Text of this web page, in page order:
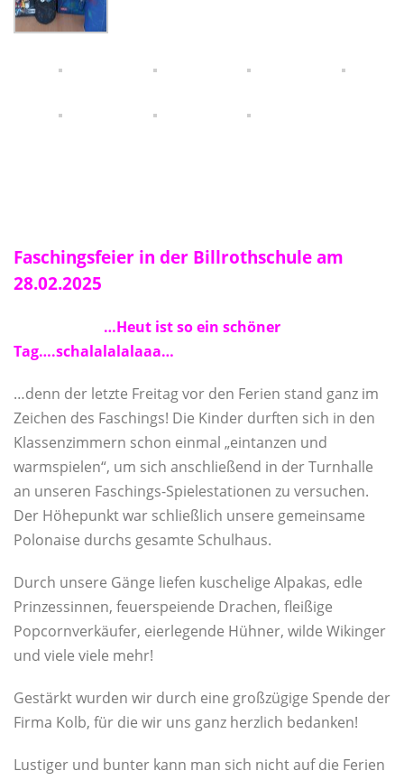
Faschingsfeier in der Billrothschule am
28.02.2025
…Heut ist so ein schöner
Tag….schalalalalaaa…
…denn der letzte Freitag vor den Ferien stand ganz im
Zeichen des Faschings! Die Kinder durften sich in den
Klassenzimmern schon einmal „eintanzen und
warmspielen“, um sich anschließend in der Turnhalle
an unseren Faschings-Spielestationen zu versuchen.
Der Höhepunkt war schließlich unsere gemeinsame
Polonaise durchs gesamte Schulhaus.
Durch unsere Gänge liefen kuschelige Alpakas, edle
Prinzessinnen, feuerspeiende Drachen, fleißige
Popcornverkäufer, eierlegende Hühner, wilde Wikinger
und viele viele mehr!
Gestärkt wurden wir durch eine großzügige Spende der
Firma Kolb, für die wir uns ganz herzlich bedanken!
Lustiger und bunter kann man sich nicht auf die Ferien